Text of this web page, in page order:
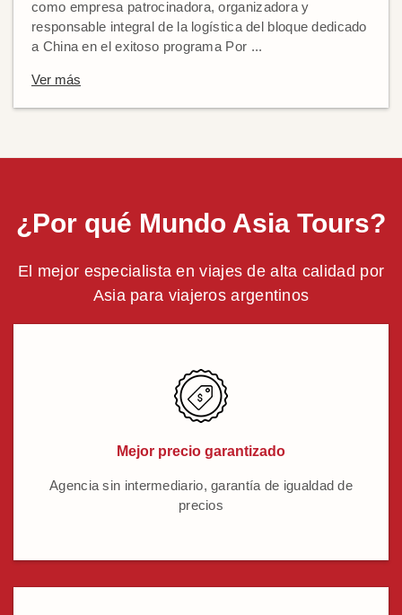
como empresa patrocinadora, organizadora y
responsable integral de la logística del bloque dedicado
a China en el exitoso programa Por ...
Ver más
¿Por qué Mundo Asia Tours?
El mejor especialista en viajes de alta calidad por
Asia para viajeros argentinos
Mejor precio garantizado
Agencia sin intermediario, garantía de igualdad de
precios